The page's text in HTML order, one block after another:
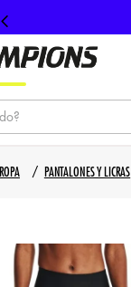
ROPA PANTALONES Y LICRAS